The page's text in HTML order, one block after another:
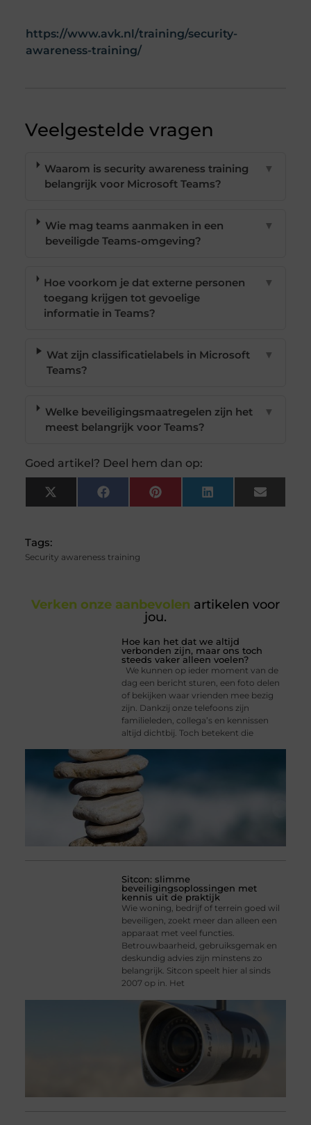
https://www.avk.nl/training/security-
awareness-training/
Veelgestelde vragen
Waarom is security awareness training
belangrijk voor Microsoft Teams?
▼
Wie mag teams aanmaken in een
beveiligde Teams-omgeving?
▼
Hoe voorkom je dat externe personen
toegang krijgen tot gevoelige
informatie in Teams?
▼
Wat zijn classificatielabels in Microsoft
Teams?
▼
Welke beveiligingsmaatregelen zijn het
meest belangrijk voor Teams?
▼
Goed artikel? Deel hem dan op:
X
(Twitter)
FacebookPinterest LinkedIn Email
Tags:
Security awareness training
Verken onze aanbevolen artikelen voor
jou.
Hoe kan het dat we altijd
verbonden zijn, maar ons toch
steeds vaker alleen voelen?
We kunnen op ieder moment van de
dag een bericht sturen, een foto delen
of bekijken waar vrienden mee bezig
zijn. Dankzij onze telefoons zijn
familieleden, collega’s en kennissen
altijd dichtbij. Toch betekent die
Sitcon: slimme
beveiligingsoplossingen met
kennis uit de praktijk
Wie woning, bedrijf of terrein goed wil
beveiligen, zoekt meer dan alleen een
apparaat met veel functies.
Betrouwbaarheid, gebruiksgemak en
deskundig advies zijn minstens zo
belangrijk. Sitcon speelt hier al sinds
2007 op in. Het